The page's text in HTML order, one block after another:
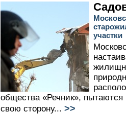
участки
общества «Речник», пытаются
свою сторону... >>